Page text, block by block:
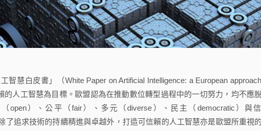
慧白皮書」（White Paper on Artificial Intelligence: a European
的人工智慧為目標。歐盟認為在推動數位轉型過程中的一切努力，均不應
open）、公平（fair）、多元（diverse）、民主（democratic）與
了追求技術的持續精進與卓越外，打造可信賴的人工智慧亦是歐盟所重視